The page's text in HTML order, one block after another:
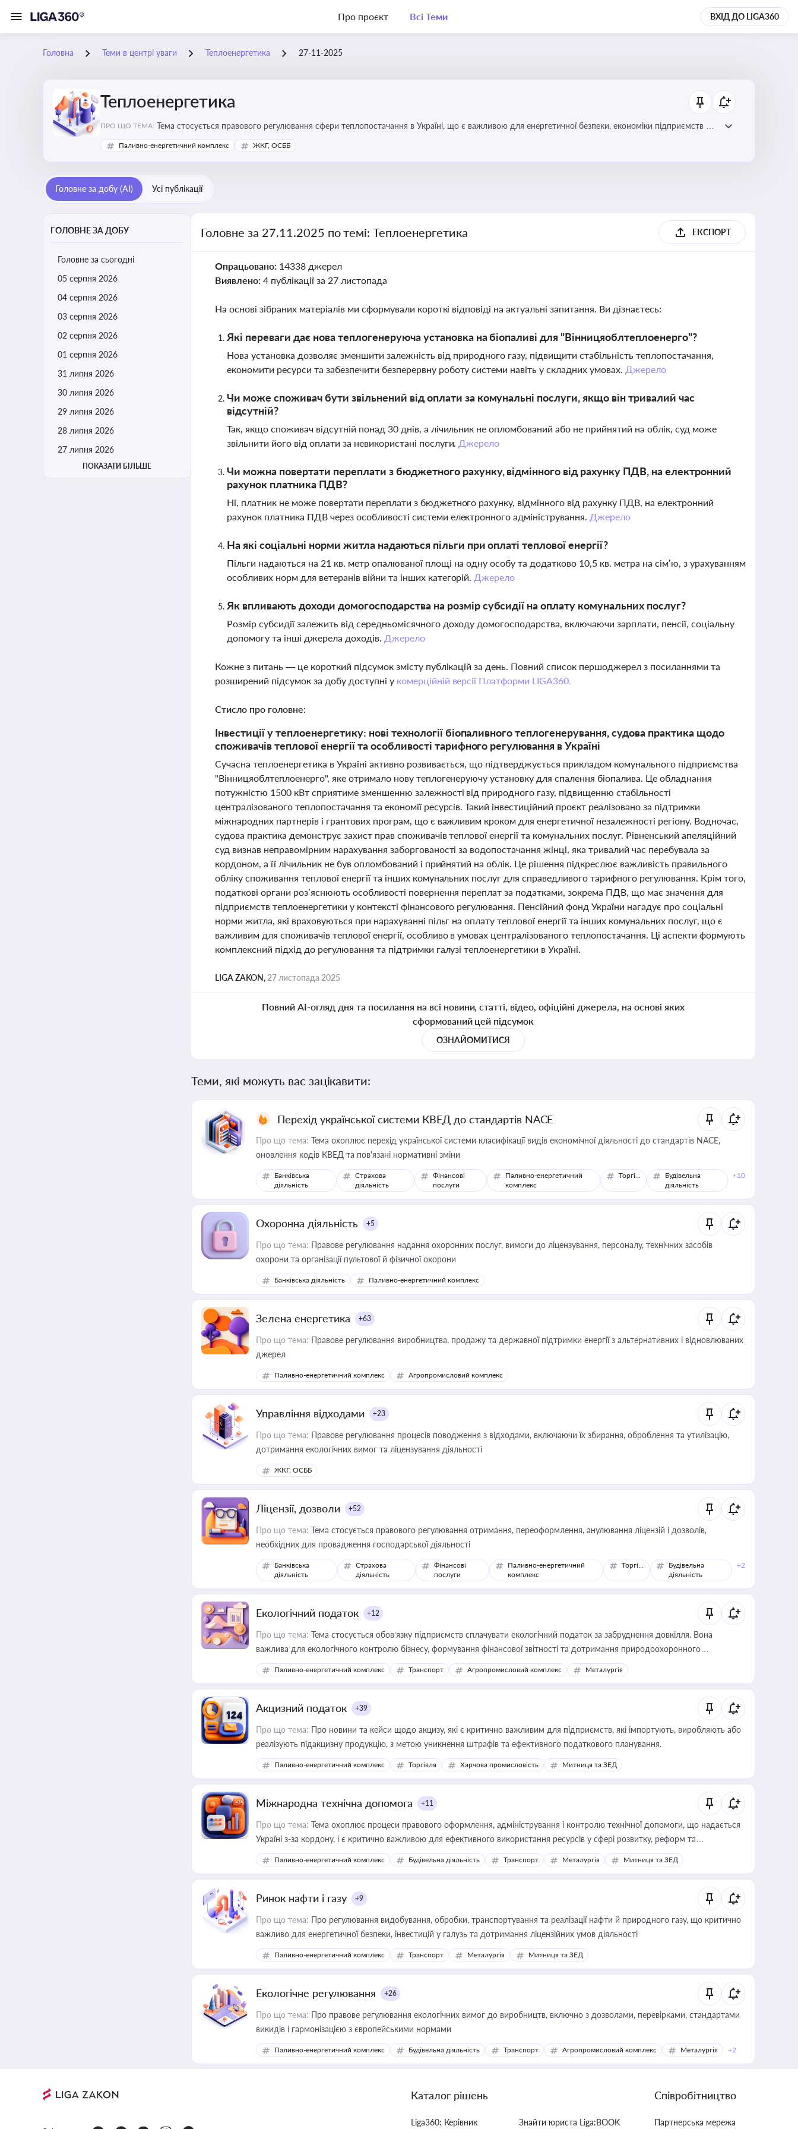
Про проєкт Всі Теми ВХІД ДО LIGA360
Головна Теми в центрі уваги Теплоенергетика 27-11-2025
Теплоенергетика
ПРО ЩО ТЕМА: Тема стосується правового регулювання сфери теплопостачання в Україні, що є важливою для енергетичної безпеки, економіки підприємств та
дотримання законодавчих вимог у сфері комунальних послуг
Паливно-енергетичний комплекс ЖКГ, ОСББ
Головне за добу (AI) Усі публікації
ГОЛОВНЕ ЗА ДОБУ
Головне за сьогодні
05 серпня 2026
04 серпня 2026
03 серпня 2026
02 серпня 2026
01 серпня 2026
31 липня 2026
30 липня 2026
29 липня 2026
28 липня 2026
27 липня 2026
ПОКАЗАТИ БІЛЬШЕ
Головне за 27.11.2025 по темі: Теплоенергетика ЕКСПОРТ
Опрацьовано: 14338 джерел
Виявлено: 4 публікації за 27 листопада
На основі зібраних матеріалів ми сформували короткі відповіді на актуальні запитання. Ви дізнаєтесь:
Які переваги дає нова теплогенеруюча установка на біопаливі для "Вінницяоблтеплоенерго"?
Нова установка дозволяє зменшити залежність від природного газу, підвищити стабільність теплопостачання,
економити ресурси та забезпечити безперервну роботу системи навіть у складних умовах. Джерело
Чи може споживач бути звільнений від оплати за комунальні послуги, якщо він тривалий час
відсутній?
Так, якщо споживач відсутній понад 30 днів, а лічильник не опломбований або не прийнятий на облік, суд може
звільнити його від оплати за невикористані послуги. Джерело
Чи можна повертати переплати з бюджетного рахунку, відмінного від рахунку ПДВ, на електронний
рахунок платника ПДВ?
Ні, платник не може повертати переплати з бюджетного рахунку, відмінного від рахунку ПДВ, на електронний
рахунок платника ПДВ через особливості системи електронного адміністрування. Джерело
На які соціальні норми житла надаються пільги при оплаті теплової енергії?
Пільги надаються на 21 кв. метр опалюваної площі на одну особу та додатково 10,5 кв. метра на сім’ю, з урахуванням
особливих норм для ветеранів війни та інших категорій. Джерело
Як впливають доходи домогосподарства на розмір субсидії на оплату комунальних послуг?
Розмір субсидії залежить від середньомісячного доходу домогосподарства, включаючи зарплати, пенсії, соціальну
допомогу та інші джерела доходів. Джерело
Кожне з питань — це короткий підсумок змісту публікацій за день. Повний список першоджерел з посиланнями та
розширений підсумок за добу доступні у комерційній версії Платформи LIGA360.
Стисло про головне:
Інвестиції у теплоенергетику: нові технології біопаливного теплогенерування, судова практика щодо
споживачів теплової енергії та особливості тарифного регулювання в Україні
Сучасна теплоенергетика в Україні активно розвивається, що підтверджується прикладом комунального підприємства
"Вінницяоблтеплоенерго", яке отримало нову теплогенеруючу установку для спалення біопалива. Це обладнання
потужністю 1500 кВт сприятиме зменшенню залежності від природного газу, підвищенню стабільності
централізованого теплопостачання та економії ресурсів. Такий інвестиційний проєкт реалізовано за підтримки
міжнародних партнерів і грантових програм, що є важливим кроком для енергетичної незалежності регіону. Водночас,
судова практика демонструє захист прав споживачів теплової енергії та комунальних послуг. Рівненський апеляційний
суд визнав неправомірним нарахування заборгованості за водопостачання жінці, яка тривалий час перебувала за
кордоном, а її лічильник не був опломбований і прийнятий на облік. Це рішення підкреслює важливість правильного
обліку споживання теплової енергії та інших комунальних послуг для справедливого тарифного регулювання. Крім того,
податкові органи роз’яснюють особливості повернення переплат за податками, зокрема ПДВ, що має значення для
підприємств теплоенергетики у контексті фінансового регулювання. Пенсійний фонд України нагадує про соціальні
норми житла, які враховуються при нарахуванні пільг на оплату теплової енергії та інших комунальних послуг, що є
важливим для споживачів теплової енергії, особливо в умовах централізованого теплопостачання. Ці аспекти формують
комплексний підхід до регулювання та підтримки галузі теплоенергетики в Україні.
LIGA ZAKON, 27 листопада 2025
Повний AI-огляд дня та посилання на всі новини, статті, відео, офіційні джерела, на основі яких
сформований цей підсумок
ОЗНАЙОМИТИСЯ
Теми, які можуть вас зацікавити:
Перехід української системи КВЕД до стандартів NACE
Про що тема: Тема охоплює перехід української системи класифікації видів економічної діяльності до стандартів NACE,
оновлення кодів КВЕД та пов'язані нормативні зміни
Банківська
діяльність
Страхова
діяльність
Фінансові
послуги
Паливно-енергетичний
комплекс
Торгівля
Будівельна
діяльність
+10
Охоронна діяльність +5
Про що тема: Правове регулювання надання охоронних послуг, вимоги до ліцензування, персоналу, технічних засобів
охорони та організації пультової й фізичної охорони
Банківська діяльність Паливно-енергетичний комплекс
Зелена енергетика +63
Про що тема: Правове регулювання виробництва, продажу та державної підтримки енергії з альтернативних і відновлюваних
джерел
Паливно-енергетичний комплекс Агропромисловий комплекс
Управління відходами +23
Про що тема: Правове регулювання процесів поводження з відходами, включаючи їх збирання, оброблення та утилізацію,
дотримання екологічних вимог та ліцензування діяльності
ЖКГ, ОСББ
Ліцензії, дозволи +52
Про що тема: Тема стосується правового регулювання отримання, переоформлення, анулювання ліцензій і дозволів,
необхідних для провадження господарської діяльності
Банківська
діяльність
Страхова
діяльність
Фінансові
послуги
Паливно-енергетичний
комплекс
Торгівля
Будівельна
діяльність
+2
Екологічний податок +12
Про що тема: Тема стосується обов’язку підприємств сплачувати екологічний податок за забруднення довкілля. Вона
важлива для екологічного контролю бізнесу, формування фінансової звітності та дотримання природоохоронного
законодавства
Паливно-енергетичний комплекс Транспорт Агропромисловий комплекс Металургія
Акцизний податок +39
Про що тема: Про новини та кейси щодо акцизу, які є критично важливим для підприємств, які імпортують, виробляють або
реалізують підакцизну продукцію, з метою уникнення штрафів та ефективного податкового планування.
Паливно-енергетичний комплекс Торгівля Харчова промисловість Митниця та ЗЕД
Міжнародна технічна допомога +11
Про що тема: Тема охоплює процеси правового оформлення, адміністрування і контролю технічної допомоги, що надається
Україні з-за кордону, і є критично важливою для ефективного використання ресурсів у сфері розвитку, реформ та
інфраструктурних проєктів
Паливно-енергетичний комплекс Будівельна діяльність Транспорт Металургія Митниця та ЗЕД
Ринок нафти і газу +9
Про що тема: Про регулювання видобування, обробки, транспортування та реалізації нафти й природного газу, що критично
важливо для енергетичної безпеки, інвестицій у галузь та дотримання ліцензійних умов діяльності
Паливно-енергетичний комплекс Транспорт Металургія Митниця та ЗЕД
Екологічне регулювання +26
Про що тема: Про правове регулювання екологічних вимог до виробництв, включно з дозволами, перевірками, стандартами
викидів і гармонізацією з європейськими нормами
Паливно-енергетичний комплекс Будівельна діяльність Транспорт Агропромисловий комплекс Металургія +2
Каталог рішень
Liga360: Керівник Знайти юриста Liga:BOOK
Співробітництво
Партнерська мережа